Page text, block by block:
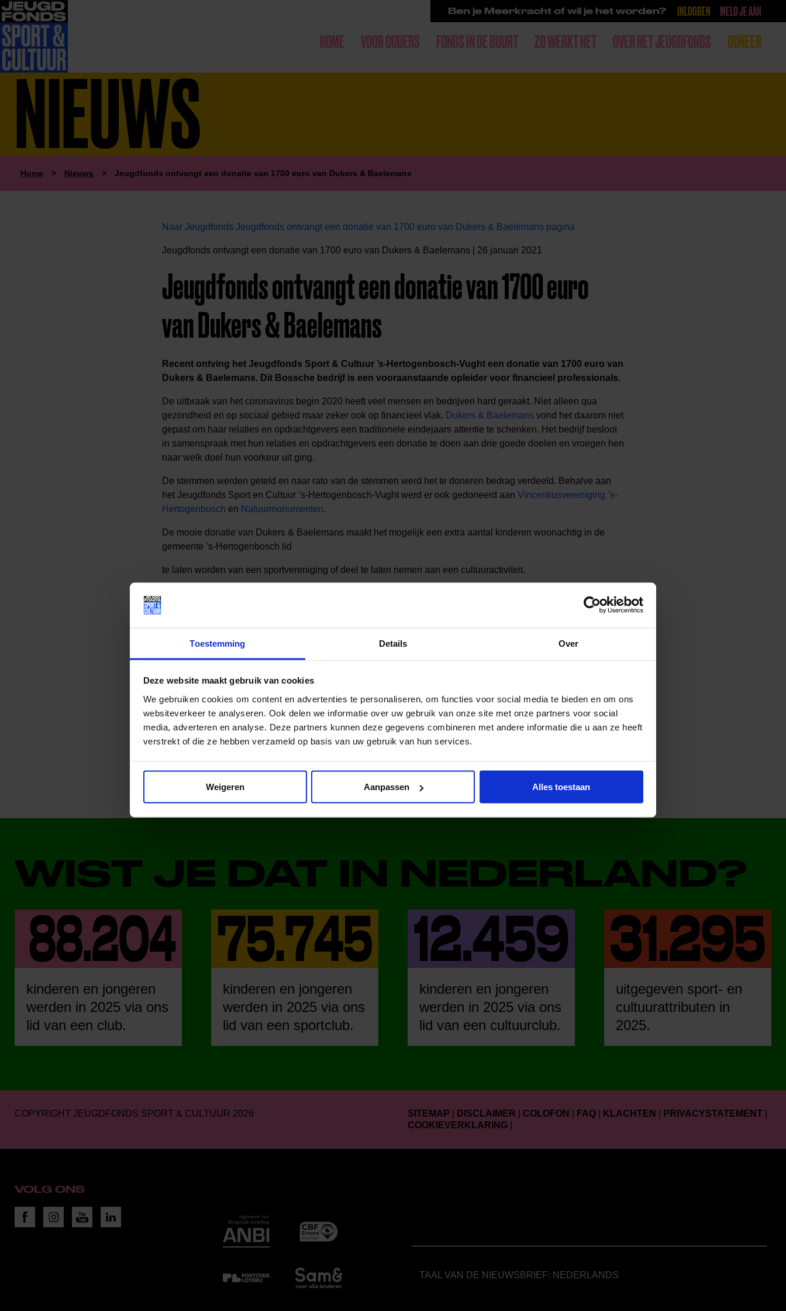
Toestemming Details Over
Deze website maakt gebruik van cookies
We gebruiken cookies om content en advertenties te personaliseren, om functies voor social media te bieden en om ons
websiteverkeer te analyseren. Ook delen we informatie over uw gebruik van onze site met onze partners voor social
media, adverteren en analyse. Deze partners kunnen deze gegevens combineren met andere informatie die u aan ze heeft
verstrekt of die ze hebben verzameld op basis van uw gebruik van hun services.
Weigeren Aanpassen Alles toestaan
Ben je Meerkracht of wil je het worden? INLOGGEN MELD JE AAN
HOME VOOR OUDERS FONDS IN DE BUURT ZO WERKT HET OVER HET JEUGDFONDS DONEER
NIEUWS
Home > Nieuws > Jeugdfonds ontvangt een donatie van 1700 euro van Dukers & Baelemans
Naar Jeugdfonds Jeugdfonds ontvangt een donatie van 1700 euro van Dukers & Baelemans pagina
Jeugdfonds ontvangt een donatie van 1700 euro van Dukers & Baelemans | 26 januari 2021
Jeugdfonds ontvangt een donatie van 1700 euro
van Dukers & Baelemans
Recent ontving het Jeugdfonds Sport & Cultuur ’s-Hertogenbosch-Vught een donatie van 1700 euro van
Dukers & Baelemans. Dit Bossche bedrijf is een vooraanstaande opleider voor financieel professionals.
De uitbraak van het coronavirus begin 2020 heeft veel mensen en bedrijven hard geraakt. Niet alleen qua
gezondheid en op sociaal gebied maar zeker ook op financieel vlak. Dukers & Baelemans vond het daarom niet
gepast om haar relaties en opdrachtgevers een traditionele eindejaars attentie te schenken. Het bedrijf besloot
in samenspraak met hun relaties en opdrachtgevers een donatie te doen aan drie goede doelen en vroegen hen
naar welk doel hun voorkeur uit ging.
De stemmen werden geteld en naar rato van de stemmen werd het te doneren bedrag verdeeld. Behalve aan
het Jeugdfonds Sport en Cultuur ’s-Hertogenbosch-Vught werd er ook gedoneerd aan Vincentiusvereniging ’s-
Hertogenbosch en Natuurmonumenten.
De mooie donatie van Dukers & Baelemans maakt het mogelijk een extra aantal kinderen woonachtig in de
gemeente ’s-Hertogenbosch lid
te laten worden van een sportvereniging of deel te laten nemen aan een cultuuractiviteit.
rekent. Het bedrijf draagt MVO en duurzaamheid een warm hart toe. Bovendien is Welten ook op een andere
Lees meer nieuws
Deel dit bericht op social media!
WIST JE DAT IN NEDERLAND?
kinderen en jongeren
werden in 2025 via ons
lid van een club.
kinderen en jongeren
werden in 2025 via ons
lid van een sportclub.
kinderen en jongeren
werden in 2025 via ons
lid van een cultuurclub.
uitgegeven sport- en
cultuurattributen in
2025.
COPYRIGHT JEUGDFONDS SPORT & CULTUUR 2026 SITEMAP DISCLAIMER COLOFON FAQ KLACHTEN PRIVACYSTATEMENT
COOKIEVERKLARING
VOLG ONS
TAAL VAN DE NIEUWSBRIEF: NEDERLANDS